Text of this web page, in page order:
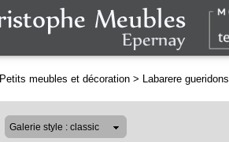
Petits meubles et décoration > Labarere gueridons